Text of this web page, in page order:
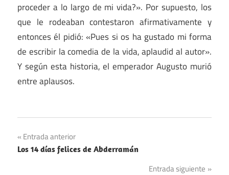
proceder a lo largo de mi vida?». Por supuesto, los
que le rodeaban contestaron afirmativamente y
entonces él pidió: «Pues si os ha gustado mi forma
de escribir la comedia de la vida, aplaudid al autor».
Y según esta historia, el emperador Augusto murió
entre aplausos.
Navegación
de
Entrada anterior
Los 14 días felices de Abderramán
Entrada siguiente